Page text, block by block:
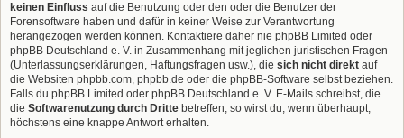
keinen Einfluss auf die Benutzung oder den oder die Benutzer der
Forensoftware haben und dafür in keiner Weise zur Verantwortung
herangezogen werden können. Kontaktiere daher nie phpBB Limited oder
phpBB Deutschland e. V. in Zusammenhang mit jeglichen juristischen Fragen
(Unterlassungserklärungen, Haftungsfragen usw.), die sich nicht direkt auf
die Websiten phpbb.com, phpbb.de oder die phpBB-Software selbst beziehen.
Falls du phpBB Limited oder phpBB Deutschland e. V. E-Mails schreibst, die
die Softwarenutzung durch Dritte betreffen, so wirst du, wenn überhaupt,
höchstens eine knappe Antwort erhalten.